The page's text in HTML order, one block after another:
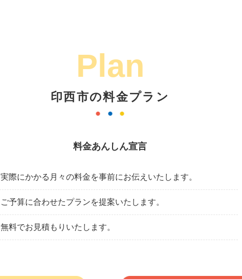
Plan
印西市の料金プラン
料金あんしん宣言
実際にかかる月々の料金を事前にお伝えいたします。
ご予算に合わせたプランを提案いたします。
無料でお見積もりいたします。